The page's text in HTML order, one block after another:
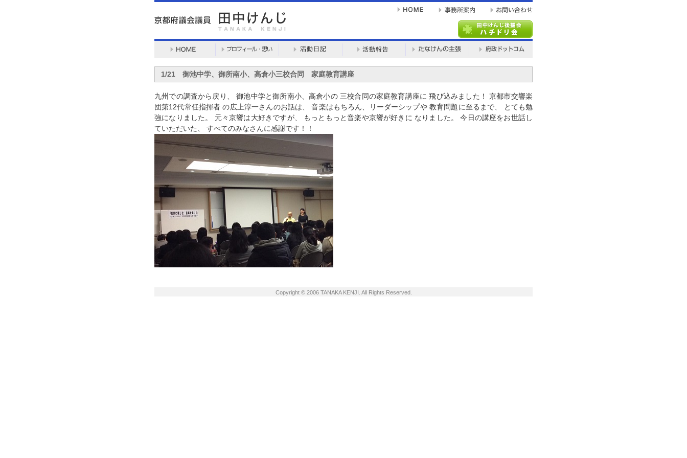
1/21 御池中学、御所南小、高倉小三校合同 家庭教育講座
九州での調査から戻り、 御池中学と御所南小、高倉小の 三校合同の家庭教育講座に 飛び込みました！ 京都市交響楽
団第12代常任指揮者 の広上淳一さんのお話は、 音楽はもちろん、リーダーシップや 教育問題に至るまで、 とても勉
強になりました。 元々京響は大好きですが、 もっともっと音楽や京響が好きに なりました。 今日の講座をお世話し
ていただいた、 すべてのみなさんに感謝です！！
Copyright © 2006 TANAKA KENJI. All Rights Reserved.